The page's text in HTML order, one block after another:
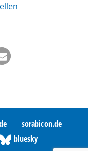
sorabicon.de
bluesky